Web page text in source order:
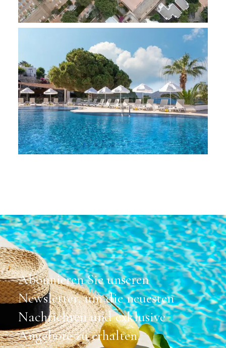
Abonnieren Sie unseren
Newsletter, um die neuesten
Nachrichten und exklusive
Angebote zu erhalten.